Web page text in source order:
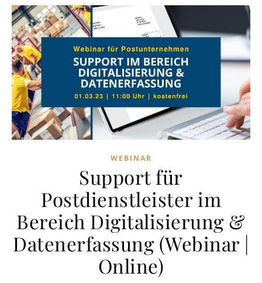
WEBINAR
Support für
Postdienstleister im
Bereich Digitalisierung &
Datenerfassung (Webinar |
Online)